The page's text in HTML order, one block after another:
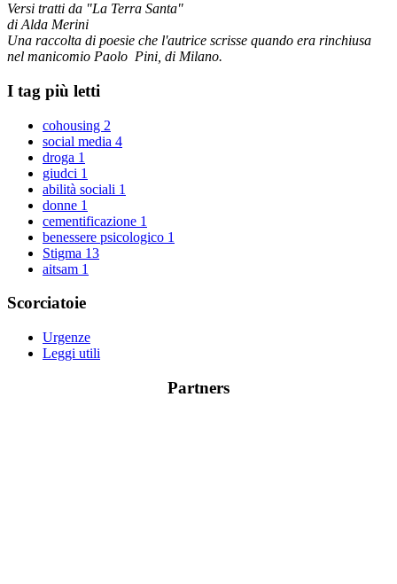
Versi tratti da "La Terra Santa"
di Alda Merini
Una raccolta di poesie che l'autrice scrisse quando era rinchiusa
nel manicomio Paolo Pini, di Milano.
I tag più letti
cohousing 2
social media 4
droga 1
giudci 1
abilità sociali 1
donne 1
cementificazione 1
benessere psicologico 1
Stigma 13
aitsam 1
Scorciatoie
Urgenze
Leggi utili
Partners